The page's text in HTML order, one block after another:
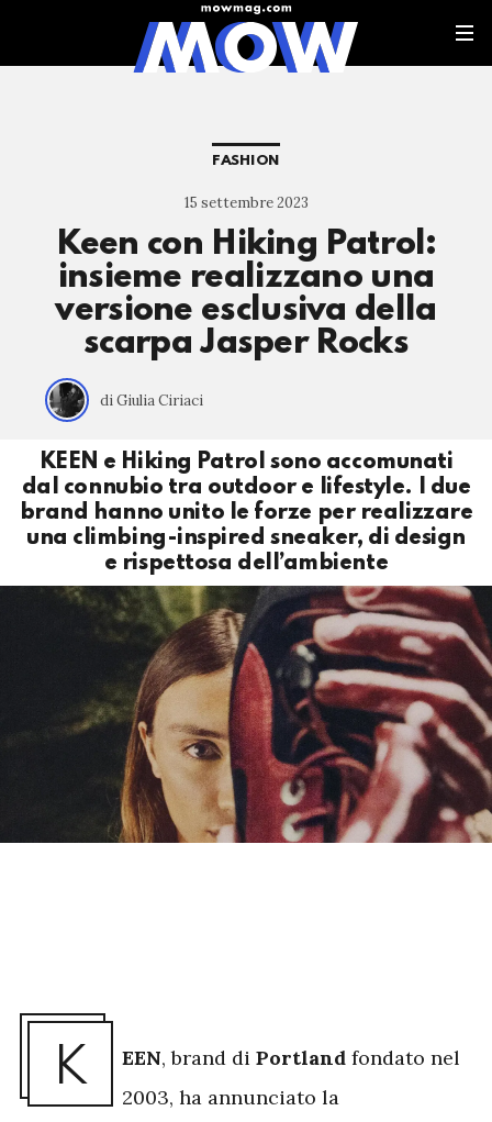
FASHION
15 settembre 2023
Keen con Hiking Patrol:
insieme realizzano una
versione esclusiva della
scarpa Jasper Rocks
di Giulia Ciriaci
KEEN e Hiking Patrol sono accomunati
dal connubio tra outdoor e lifestyle. I due
brand hanno unito le forze per realizzare
una climbing-inspired sneaker, di design
e rispettosa dell’ambiente
K EEN, brand di Portland fondato nel
2003, ha annunciato la